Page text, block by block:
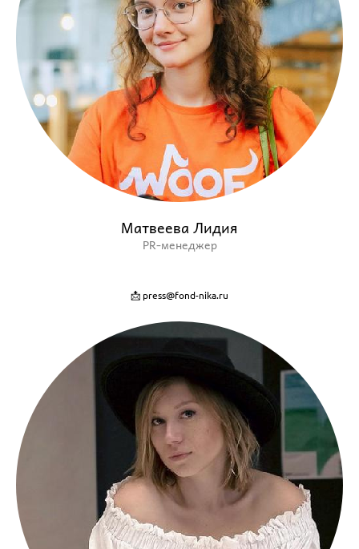
Матвеева Лидия
PR-менеджер
📩 press@fond-nika.ru